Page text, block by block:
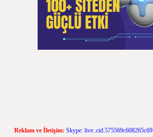
Reklam ve İletişim: Skype: live:.cid.575569c608265c69